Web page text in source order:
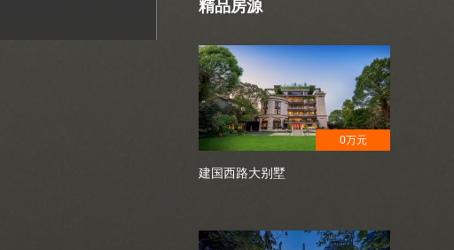
精品房源
0万元
建国西路大别墅